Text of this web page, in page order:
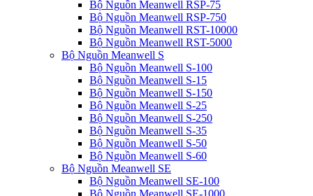
Bộ Nguồn Meanwell RSP-75
Bộ Nguồn Meanwell RSP-750
Bộ Nguồn Meanwell RST-10000
Bộ Nguồn Meanwell RST-5000
Bộ Nguồn Meanwell S
Bộ Nguồn Meanwell S-100
Bộ Nguồn Meanwell S-15
Bộ Nguồn Meanwell S-150
Bộ Nguồn Meanwell S-25
Bộ Nguồn Meanwell S-250
Bộ Nguồn Meanwell S-35
Bộ Nguồn Meanwell S-50
Bộ Nguồn Meanwell S-60
Bộ Nguồn Meanwell SE
Bộ Nguồn Meanwell SE-100
Bộ Nguồn Meanwell SE-1000